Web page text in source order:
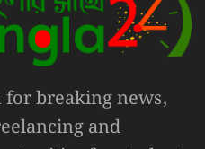
breaking news,
and